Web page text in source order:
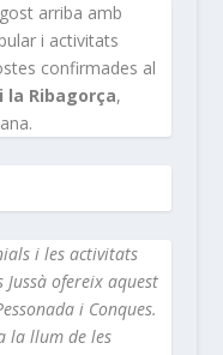
arriba amb
i activitats
confirmades al
la Ribagorça,
i les activitats
ofereix aquest
i Conques.
la llum de les